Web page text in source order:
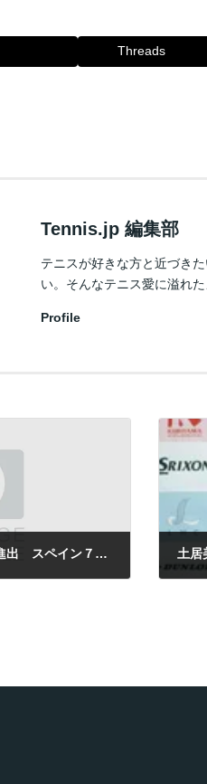
Threads
Tennis.jp 編集部
テニスが好きな方と近づき
い。そんなテニス愛に溢れ
Profile
クルム伊達公子、ベスト８に進出 スペイン７万５万ドル大会 土居